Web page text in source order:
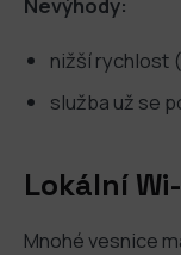
nižší rychlost
služba už se
Lokální
Mnohé vesnice